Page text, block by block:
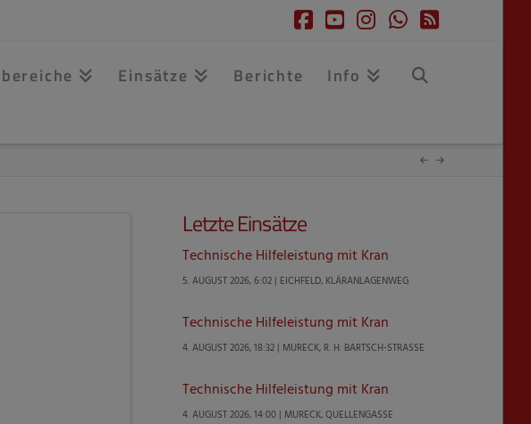
Facebook
YouTubeInstagram
Whatsapp
RSS
Einsätze Berichte Info
Letzte Einsätze
Technische Hilfeleistung mit Kran
5. AUGUST 2026, 6:02 | EICHFELD, KLÄRANLAGENWEG
Technische Hilfeleistung mit Kran
4. AUGUST 2026, 18:32 | MURECK, R. H. BARTSCH-STRASSE
Technische Hilfeleistung mit Kran
4. AUGUST 2026, 14:00 | MURECK, QUELLENGASSE